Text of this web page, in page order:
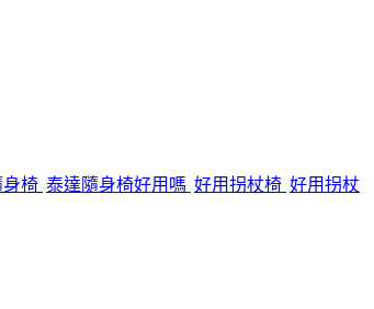
椅 泰達隨身椅好用嗎 好用拐杖椅 好用拐杖